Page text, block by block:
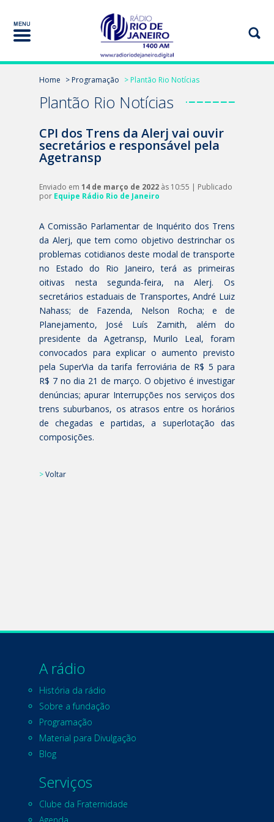
Home > Programação > Plantão Rio Notícias
Plantão Rio Notícias
CPI dos Trens da Alerj vai ouvir
secretários e responsável pela
Agetransp
Enviado em 14 de março de 2022 às 10:55 | Publicado
por Equipe Rádio Rio de Janeiro
A Comissão Parlamentar de Inquérito dos Trens
da Alerj, que tem como objetivo destrinchar os
problemas cotidianos deste modal de transporte
no Estado do Rio Janeiro, terá as primeiras
oitivas nesta segunda-feira, na Alerj. Os
secretários estaduais de Transportes, André Luiz
Nahass; de Fazenda, Nelson Rocha; e de
Planejamento, José Luís Zamith, além do
presidente da Agetransp, Murilo Leal, foram
convocados para explicar o aumento previsto
pela SuperVia da tarifa ferroviária de R$ 5 para
R$ 7 no dia 21 de março. O objetivo é investigar
denúncias; apurar Interrupções nos serviços dos
trens suburbanos, os atrasos entre os horários
de chegadas e partidas, a superlotação das
composições.
>Voltar
A rádio
História da rádio
Sobre a fundação
Programação
Material para Divulgação
Blog
Serviços
Clube da Fraternidade